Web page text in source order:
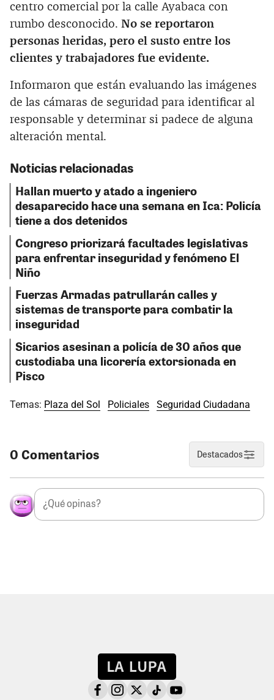
centro comercial por la calle Ayabaca con
rumbo desconocido. No se reportaron
personas heridas, pero el susto entre los
clientes y trabajadores fue evidente.
Informaron que están evaluando las imágenes
de las cámaras de seguridad para identificar al
responsable y determinar si padece de alguna
alteración mental.
Noticias relacionadas
Hallan muerto y atado a ingeniero
desaparecido hace una semana en Ica: Policía
tiene a dos detenidos
Congreso priorizará facultades legislativas
para enfrentar inseguridad y fenómeno El
Niño
Fuerzas Armadas patrullarán calles y
sistemas de transporte para combatir la
inseguridad
Sicarios asesinan a policía de 30 años que
custodiaba una licorería extorsionada en
Pisco
Temas: Plaza del Sol Policiales Seguridad Ciudadana
0 Comentarios Destacados